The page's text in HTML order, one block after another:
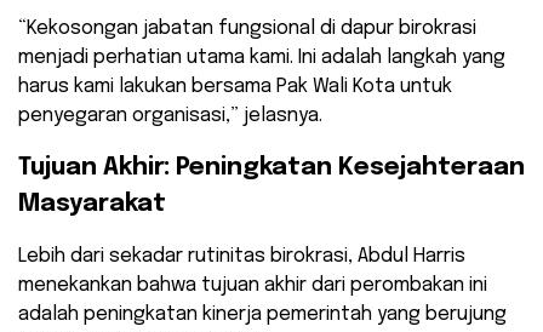
“Kekosongan jabatan fungsional di dapur birokrasi
menjadi perhatian utama kami. Ini adalah langkah yang
harus kami lakukan bersama Pak Wali Kota untuk
penyegaran organisasi,” jelasnya.
Tujuan Akhir: Peningkatan Kesejahteraan
Masyarakat
Lebih dari sekadar rutinitas birokrasi, Abdul Harris
menekankan bahwa tujuan akhir dari perombakan ini
adalah peningkatan kinerja pemerintah yang berujung